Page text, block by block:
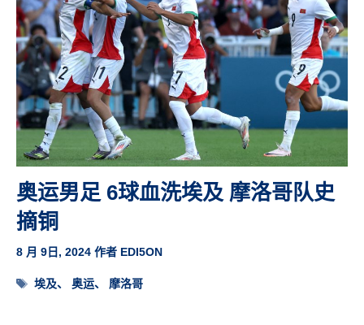
奥运男足 6球血洗埃及 摩洛哥队史
摘铜
8 月 9日, 2024 作者 EDI5ON
标
埃及、奥运、 摩洛哥